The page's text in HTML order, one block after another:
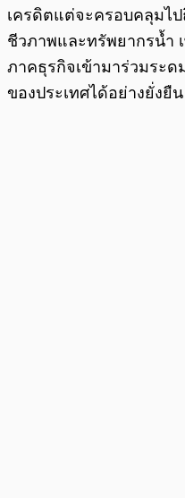
เครดิตแต่จะครอบคลุมไ
ชีวภาพและทรัพยากรน้ำ
ภาคธุรกิจเข้ามาร่วมระ
ของประเทศได้อย่างยั่งยืน